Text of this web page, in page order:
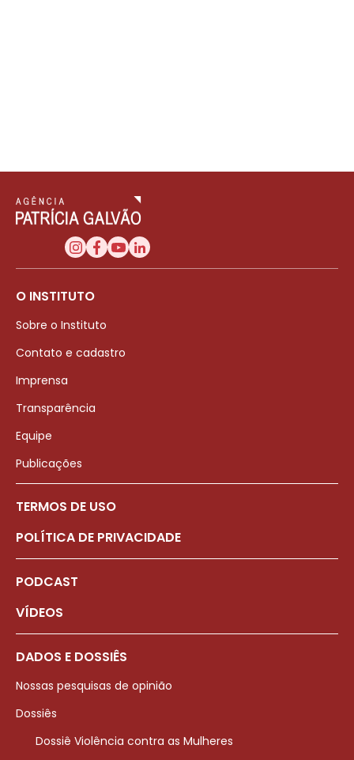
O INSTITUTO
Sobre o Instituto
Contato e cadastro
Imprensa
Transparência
Equipe
Publicações
TERMOS DE USO
POLÍTICA DE PRIVACIDADE
PODCAST
VÍDEOS
DADOS E DOSSIÊS
Nossas pesquisas de opinião
Dossiês
Dossiê Violência contra as Mulheres